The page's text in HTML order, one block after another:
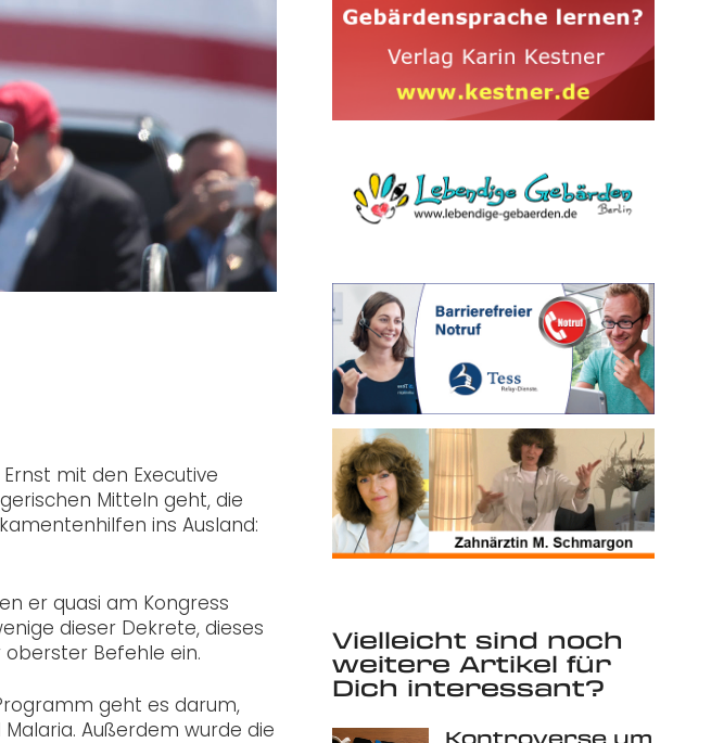
mit den Executive
Mitteln geht, die
ins Ausland:
er quasi am Kongress
dieser Dekrete, dieses
Befehle ein.
geht es darum,
Außerdem wurde die
Vielleicht sind noch
weitere Artikel für
Dich interessant?
Kontroverse um